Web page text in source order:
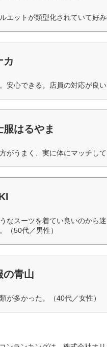
エットが類型化されていて好
カ
安心できる。店員の対応が良い
服はるやま
がうまく、実に体にマッチして
なスーツを着てい良いのから
（50代／男性）
の青山
が多かった。（40代／女性）